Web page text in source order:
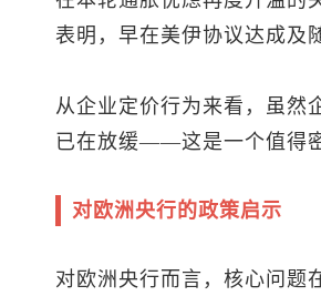
表明，早在美伊协议达成及
从企业定价行为来看，虽然
已在放缓——这是一个值得
对欧洲央行的政策启示
对欧洲央行而言，核心问题